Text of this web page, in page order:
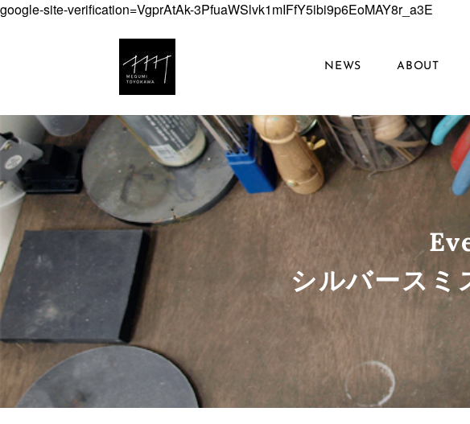
google-site-verification=VgprAtAk-3PfuaWSlvk1mIFfY5ibi9p6EoMAY8r_a3E
NEWS ABOUT
シルバースミ